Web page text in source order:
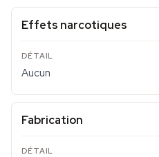
Effets narcotiques
Aucun
Fabrication